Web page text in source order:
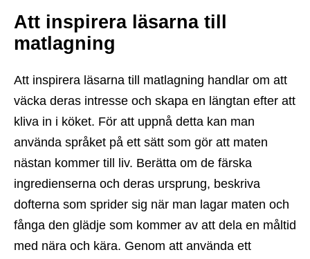
Att inspirera läsarna till
matlagning
Att inspirera läsarna till matlagning handlar om att
väcka deras intresse och skapa en längtan efter att
kliva in i köket. För att uppnå detta kan man
använda språket på ett sätt som gör att maten
nästan kommer till liv. Berätta om de färska
ingredienserna och deras ursprung, beskriva
dofterna som sprider sig när man lagar maten och
fånga den glädje som kommer av att dela en måltid
med nära och kära. Genom att använda ett